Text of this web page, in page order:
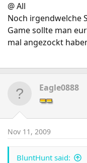
@ All
Noch irgendwelche
Game sollte man
mal angezockt
Eagle0888
Nov 11, 2009
BluntHunt said: